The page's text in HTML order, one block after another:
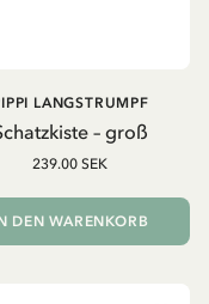
– groß
LANGSTRUMPF
239.00 SEK
DEN WARENKORB